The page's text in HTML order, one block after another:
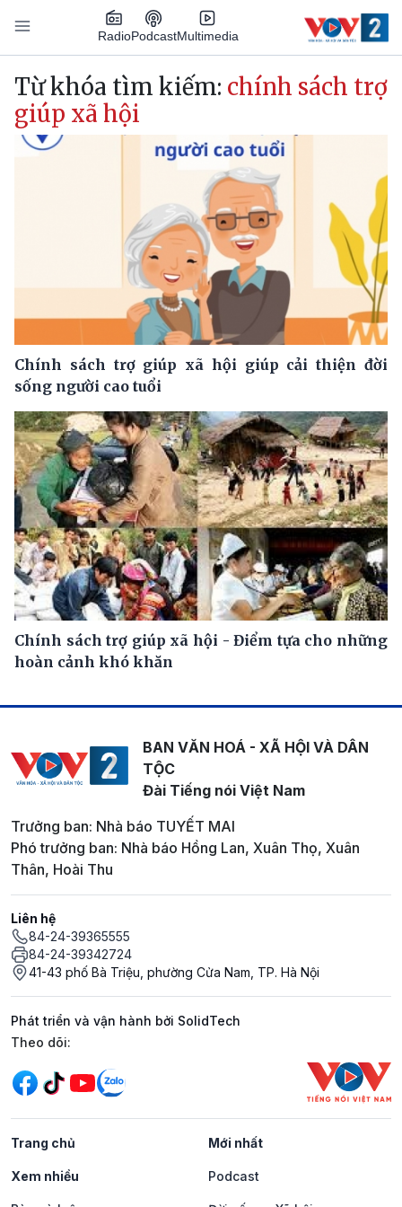
Nhảy đến nội dung
RadioPodcastMultimedia
Main navigation
Từ khóa tìm kiếm: chính sách trợ
giúp xã hội
Chính sách trợ giúp xã hội giúp cải thiện đời
sống người cao tuổi
Chính sách trợ giúp xã hội - Điểm tựa cho những
hoàn cảnh khó khăn
BAN VĂN HOÁ - XÃ HỘI VÀ DÂN
TỘC
Đài Tiếng nói Việt Nam
Trưởng ban: Nhà báo TUYẾT MAI
Phó trưởng ban: Nhà báo Hồng Lan, Xuân Thọ, Xuân
Thân, Hoài Thu
Liên hệ
84-24-39365555
84-24-39342724
41-43 phố Bà Triệu, phường Cửa Nam, TP. Hà Nội
Phát triển và vận hành bởi SolidTech
Mạng xã hội
Theo dõi:
Trang chủ Mới nhất
Xem nhiều Podcast